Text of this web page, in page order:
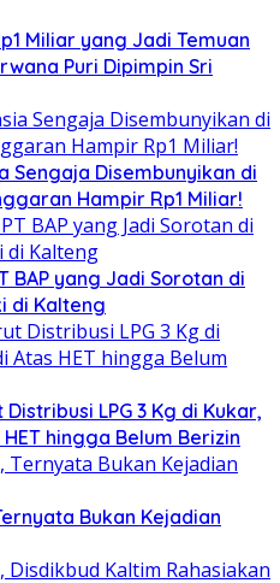
Miliar yang Jadi Temuan
Puri Dipimpin Sri
Sengaja Disembunyikan di
Hampir Rp1 Miliar!
BAP yang Jadi Sorotan di
di Kalteng
LPG 3 Kg di Kukar,
hingga Belum Berizin
Bukan Kejadian